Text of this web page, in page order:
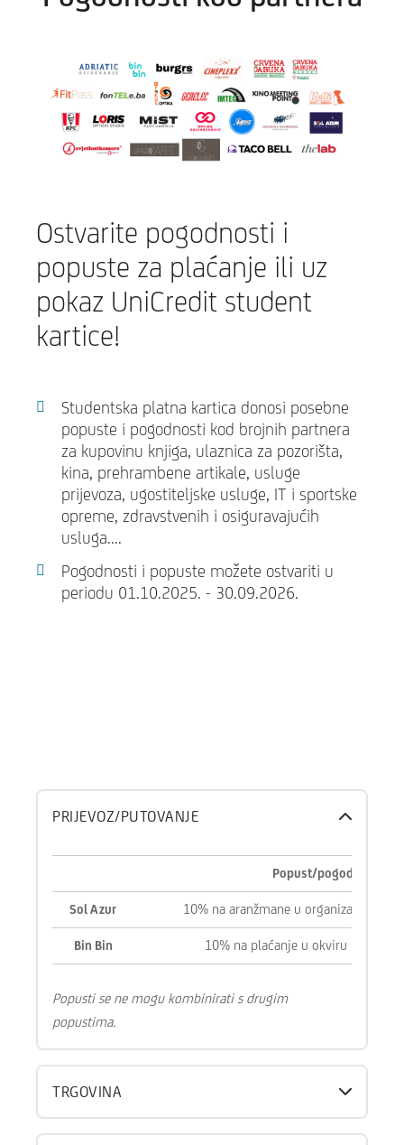
Ostvarite pogodnosti i
popuste za plaćanje ili uz
pokaz UniCredit student
kartice!
Studentska platna kartica donosi posebne
popuste i pogodnosti kod brojnih partnera
za kupovinu knjiga, ulaznica za pozorišta,
kina, prehrambene artikale, usluge
prijevoza, ugostiteljske usluge, IT i sportske
opreme, zdravstvenih i osiguravajućih
usluga....
Pogodnosti i popuste možete ostvariti u
periodu 01.10.2025. - 30.09.2026.
PRIJEVOZ/PUTOVANJE
Popust/pogodnost
Sol Azur 10% na aranžmane u organizaciji Sol
Bin Bin 10% na plaćanje u okviru Bin Bin
Popusti se ne mogu kombinirati s drugim
popustima.
TRGOVINA